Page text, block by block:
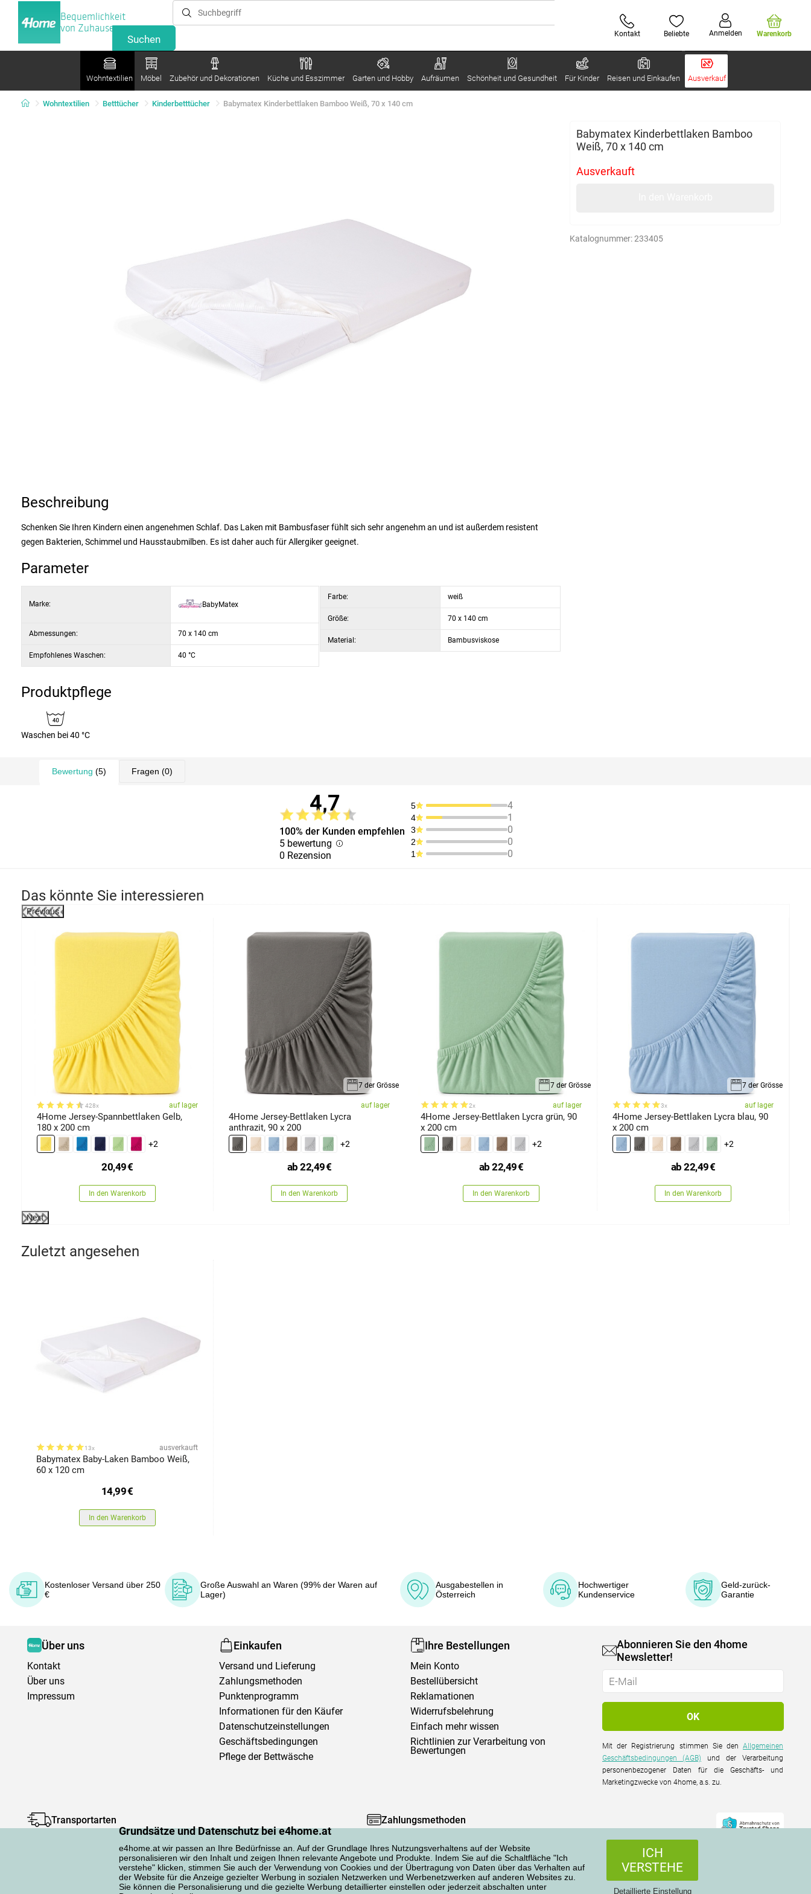
Grundsätze und Datenschutz bei e4home.at
e4home.at wir passen an Ihre Bedürfnisse an. Auf der Grundlage Ihres Nutzungsverhaltens auf der Website
personalisieren wir den Inhalt und zeigen Ihnen relevante Angebote und Produkte. Indem Sie auf die Schaltfläche "Ich
verstehe" klicken, stimmen Sie auch der Verwendung von Cookies und der Übertragung von Daten über das Verhalten auf
der Website für die Anzeige gezielter Werbung in sozialen Netzwerken und Werbenetzwerken auf anderen Websites zu.
Sie können die Personalisierung und die gezielte Werbung detaillierter einstellen oder jederzeit abschalten unter
ICH
VERSTEHE
Detaillierte Einstellung
Bequemlichkeit
von Zuhause
Kontakt Beliebte Anmelden Warenkorb
Wohntextilien Möbel Zubehör und Dekorationen Küche und Esszimmer Garten und Hobby Aufräumen Schönheit und Gesundheit Für Kinder Reisen und Einkaufen Ausverkauf
Wohntextilien Betttücher Kinderbetttücher Babymatex Kinderbettlaken Bamboo Weiß, 70 x 140 cm
Babymatex Kinderbettlaken Bamboo
Weiß, 70 x 140 cm
Ausverkauft
Katalognummer:233405
Beschreibung
Schenken Sie Ihren Kindern einen angenehmen Schlaf. Das Laken mit Bambusfaser fühlt sich sehr angenehm an und ist außerdem resistent
gegen Bakterien, Schimmel und Hausstaubmilben. Es ist daher auch für Allergiker geeignet.
Parameter
Marke: BabyMatex
Abmessungen: 70 x 140 cm
Empfohlenes Waschen: 40 °C
Farbe: weiß
Größe: 70 x 140 cm
Material: Bambusviskose
Produktpflege
Waschen bei 40 °C
Bewertung (5) Fragen (0)
4,7
100% der Kunden empfehlen
5 bewertung
0 Rezension
5 4
4 1
3 0
2 0
1 0
Das könnte Sie interessieren
Previous
428x auf lager
4Home Jersey-Spannbettlaken Gelb,
180 x 200 cm
+2
20,49€
In den Warenkorb
7 der Grösse
auf lager
4Home Jersey-Bettlaken Lycra
anthrazit, 90 x 200
+2
ab 22,49€
In den Warenkorb
7 der Grösse
2x auf lager
4Home Jersey-Bettlaken Lycra grün, 90
x 200 cm
+2
ab 22,49€
In den Warenkorb
7 der Grösse
3x auf lager
4Home Jersey-Bettlaken Lycra blau, 90
x 200 cm
+2
ab 22,49€
In den Warenkorb
Next
Zuletzt angesehen
13x ausverkauft
Babymatex Baby-Laken Bamboo Weiß,
60 x 120 cm
14,99€
In den Warenkorb
Kostenloser Versand über 250
€
Große Auswahl an Waren (99% der Waren auf
Lager)
Ausgabestellen in
Österreich
Hochwertiger
Kundenservice
Geld-zurück-
Garantie
Über uns
Kontakt
Über uns
Impressum
Einkaufen
Versand und Lieferung
Zahlungsmethoden
Punktenprogramm
Informationen für den Käufer
Datenschutzeinstellungen
Geschäftsbedingungen
Pflege der Bettwäsche
Ihre Bestellungen
Mein Konto
Bestellübersicht
Reklamationen
Widerrufsbelehrung
Einfach mehr wissen
Richtlinien zur Verarbeitung von
Bewertungen
Abonnieren Sie den 4home
Newsletter!
Mit der Registrierung stimmen Sie denAllgemeinen
Geschäftsbedingungen (AGB) und der Verarbeitung
personenbezogener Daten für die Geschäfts- und
Marketingzwecke von 4home, a.s. zu.
Transportarten Zahlungsmethoden
Datenschutzerklärung Alle Rechte vorbehalten © 2004-2026 4home, a.s.